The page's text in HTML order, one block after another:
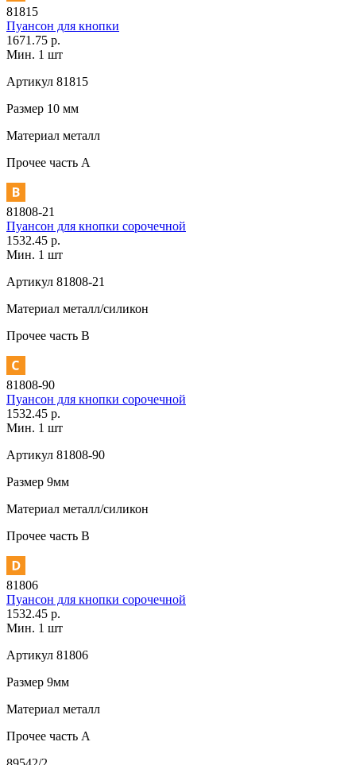
81815
Пуансон для кнопки
1671.75 р.
Мин. 1 шт
Артикул 81815
Размер 10 мм
Материал металл
Прочее часть A
81808-21
Пуансон для кнопки сорочечной
1532.45 р.
Мин. 1 шт
Артикул 81808-21
Материал металл/силикон
Прочее часть В
81808-90
Пуансон для кнопки сорочечной
1532.45 р.
Мин. 1 шт
Артикул 81808-90
Размер 9мм
Материал металл/силикон
Прочее часть В
81806
Пуансон для кнопки сорочечной
1532.45 р.
Мин. 1 шт
Артикул 81806
Размер 9мм
Материал металл
Прочее часть A